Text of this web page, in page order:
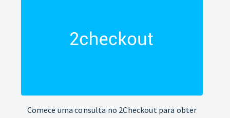
Comece uma consulta no 2Checkout para obter